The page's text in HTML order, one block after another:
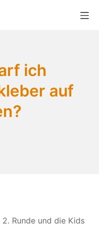
e.V.
ich
auf
Runde und die Kids